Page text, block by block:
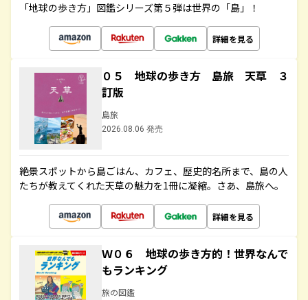
「地球の歩き方」図鑑シリーズ第５弾は世界の「島」！
詳細を見る
０５ 地球の歩き方 島旅 天草 ３
訂版
島旅
2026.08.06 発売
絶景スポットから島ごはん、カフェ、歴史的名所まで、島の人
たちが教えてくれた天草の魅力を1冊に凝縮。さあ、島旅へ。
詳細を見る
Ｗ０６ 地球の歩き方的！世界なんで
もランキング
旅の図鑑